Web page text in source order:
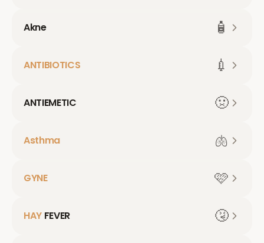
Akne 🧴
ANTIBIOTICS 💉
ANTIEMETIC 🤢
Asthma 🫁
GYNE 🩷
HAY FEVER 🤧